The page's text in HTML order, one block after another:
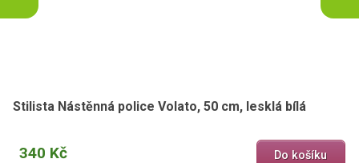
Stilista Nástěnná police Volato, 50 cm, lesklá bílá
340 Kč Do košíku